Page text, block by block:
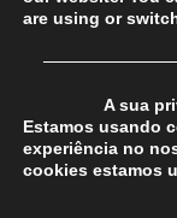
dezanove
are using or
A sua
Estamos usando
experiência no
cookies estamos